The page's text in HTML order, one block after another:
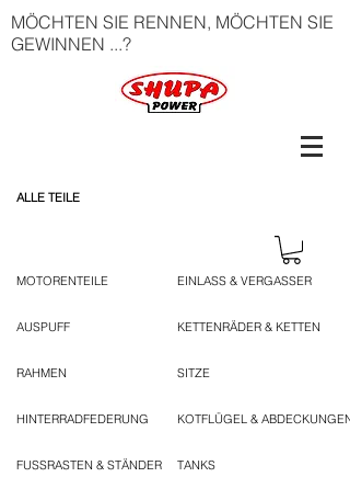
MÖCHTEN SIE RENNEN, MÖCHTEN SIE
GEWINNEN ...?
ALLE TEILE
MOTORENTEILE
AUSPUFF
RAHMEN
HINTERRADFEDERUNG
FUSSRASTEN & STÄNDER
EINLASS & VERGASSER
KETTENRÄDER & KETTEN
SITZE
KOTFLÜGEL & ABDECKUNGEN
TANKS